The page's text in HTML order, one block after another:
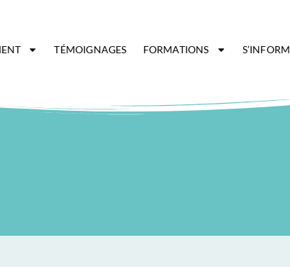
TÉMOIGNAGES FORMATIONS